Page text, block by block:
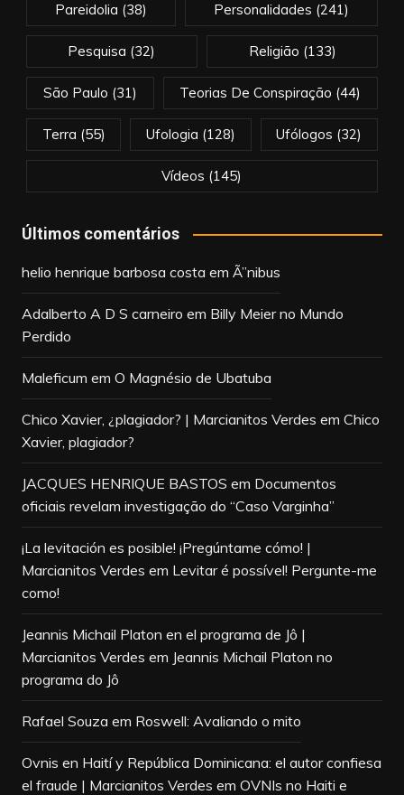
Pareidolia (38) Personalidades (241)
Pesquisa (32) Religião (133)
São Paulo (31) Teorias De Conspiração (44)
Terra (55) Ufologia (128) Ufólogos (32)
Vídeos (145)
Últimos comentários
helio henrique barbosa costa em Ã”nibus
Adalberto A D S carneiro em Billy Meier no Mundo
Perdido
Maleficum em O Magnésio de Ubatuba
Chico Xavier, ¿plagiador? | Marcianitos Verdes em Chico
Xavier, plagiador?
JACQUES HENRIQUE BASTOS em Documentos
oficiais revelam investigação do “Caso Varginha”
¡La levitación es posible! ¡Pregúntame cómo! |
Marcianitos Verdes em Levitar é possível! Pergunte-me
como!
Jeannis Michail Platon en el programa de Jô |
Marcianitos Verdes em Jeannis Michail Platon no
programa do Jô
Rafael Souza em Roswell: Avaliando o mito
Ovnis en Haití y República Dominicana: el autor confiesa
el fraude | Marcianitos Verdes em OVNIs no Haiti e